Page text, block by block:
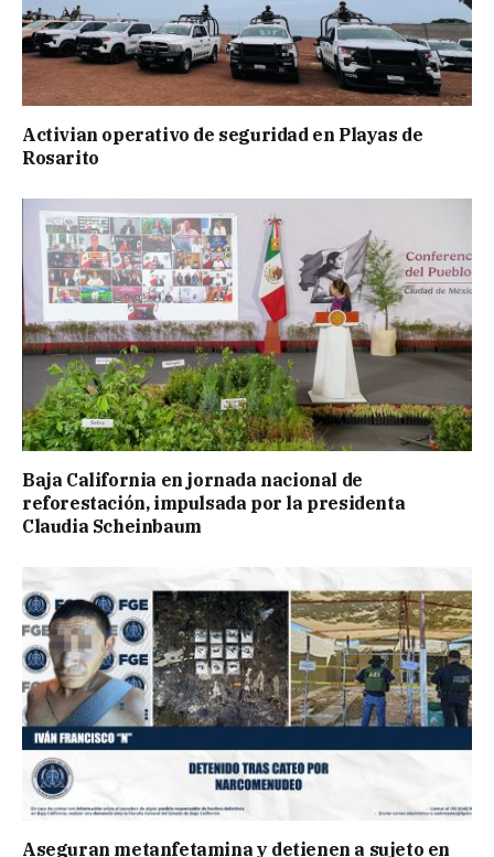
Activian operativo de seguridad en Playas de
Rosarito
Baja California en jornada nacional de
reforestación, impulsada por la presidenta
Claudia Scheinbaum
Aseguran metanfetamina y detienen a sujeto en